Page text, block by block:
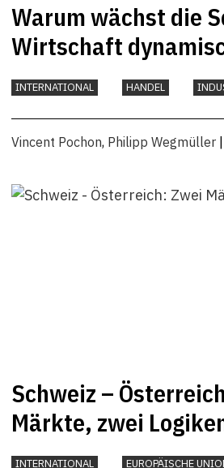
Warum wächst die
Wirtschaft
österreichische?
INTERNATIONAL HANDEL
Vincent Pochon, Philipp Wegmüller
Schweiz –
Märkte, zwei
INTERNATIONAL EUROPÄISCHE